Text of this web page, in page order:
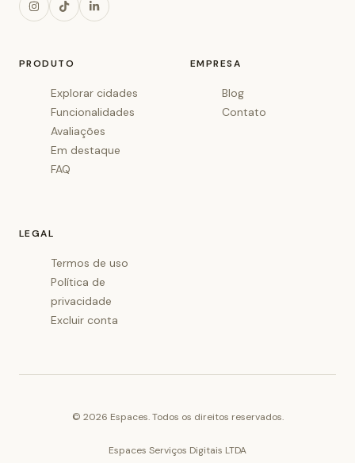
PRODUTO
Explorar cidades
Funcionalidades
Avaliações
Em destaque
FAQ
EMPRESA
Blog
Contato
LEGAL
Termos de uso
Política de
privacidade
Excluir conta
© 2026 Espaces. Todos os direitos reservados.
Espaces Serviços Digitais LTDA